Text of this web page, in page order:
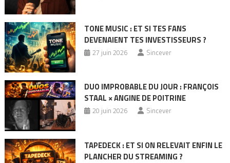
TONE MUSIC : ET SI TES FANS
DEVENAIENT TES INVESTISSEURS ?
27 juin 2026 Sincever
DUO IMPROBABLE DU JOUR : FRANÇOIS
STAAL × ANGINE DE POITRINE
20 juin 2026 Sincever
TAPEDECK : ET SI ON RELEVAIT ENFIN LE
PLANCHER DU STREAMING ?